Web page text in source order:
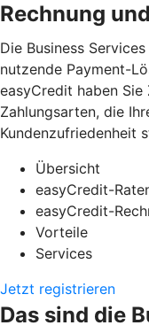
Rechnung
Die Business
nutzende Payment-
easyCredit haben
Zahlungsarten, die
Kundenzufriedenheit
Übersicht
easyCredit-
easyCredit-
Vorteile
Services
Jetzt registrieren
Das sind die